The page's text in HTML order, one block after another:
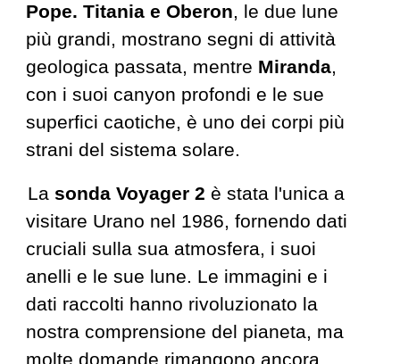
Pope. Titania e Oberon, ledue lune
più grandi, mostrano segni di attività
geologica passata, mentre Miranda,
con i suoi canyon profondi e le sue
superfici caotiche, è uno dei corpi più
strani del sistema solare.
La sonda Voyager 2 è stata l'unica a
visitare Urano nel 1986, fornendo dati
cruciali sulla sua atmosfera, i suoi
anelli e le sue lune. Le immagini e i
dati raccolti hanno rivoluzionato la
nostra comprensione del pianeta, ma
molte domande rimangono ancora